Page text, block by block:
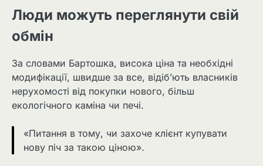
Люди можуть переглянути свій
обмін
За словами Бартошка, висока ціна та необхідні
модифікації, швидше за все, відіб’ють власників
нерухомості від покупки нового, більш
екологічного каміна чи печі.
«Питання в тому, чи захоче клієнт купувати
нову піч за такою ціною».